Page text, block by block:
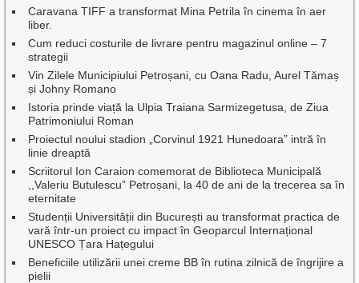
Caravana TIFF a transformat Mina Petrila în cinema în aer
liber.
Cum reduci costurile de livrare pentru magazinul online – 7
strategii
Vin Zilele Municipiului Petroșani, cu Oana Radu, Aurel Tămaș
și Johny Romano
Istoria prinde viață la Ulpia Traiana Sarmizegetusa, de Ziua
Patrimoniului Roman
Proiectul noului stadion „Corvinul 1921 Hunedoara” intră în
linie dreaptă
Scriitorul Ion Caraion comemorat de Biblioteca Municipală
,,Valeriu Butulescu” Petroșani, la 40 de ani de la trecerea sa în
eternitate
Studenții Universității din București au transformat practica de
vară într-un proiect cu impact în Geoparcul Internațional
UNESCO Țara Hațegului
Beneficiile utilizării unei creme BB în rutina zilnică de îngrijire a
pielii